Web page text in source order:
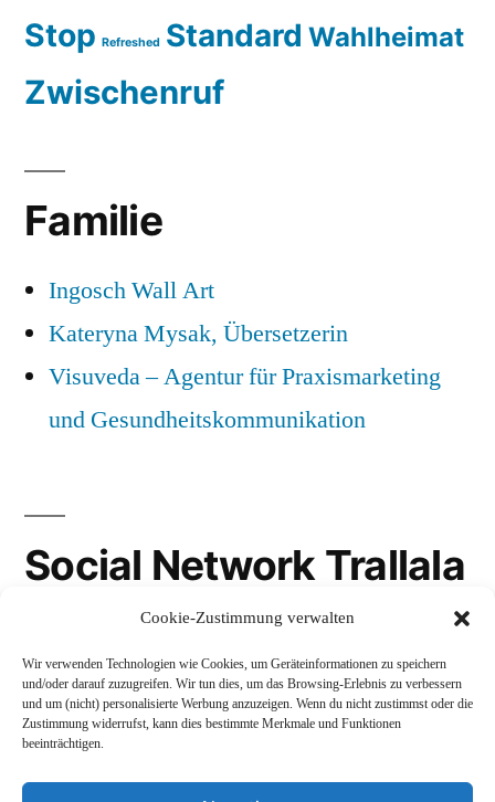
Cookie-Zustimmung verwalten
Wir verwenden Technologien wie Cookies, um Geräteinformationen zu speichern
und/oder darauf zuzugreifen. Wir tun dies, um das Browsing-Erlebnis zu verbessern
und um (nicht) personalisierte Werbung anzuzeigen. Wenn du nicht zustimmst oder die
Zustimmung widerrufst, kann dies bestimmte Merkmale und Funktionen
beeinträchtigen.
Stop Refreshed Standard Wahlheimat
Zwischenruf
Familie
Ingosch Wall Art
Kateryna Mysak, Übersetzerin
Visuveda – Agentur für Praxismarketing
und Gesundheitskommunikation
Social Network Trallala
LinkedIn
Mastodon